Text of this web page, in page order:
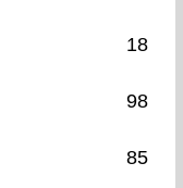
18
98
85